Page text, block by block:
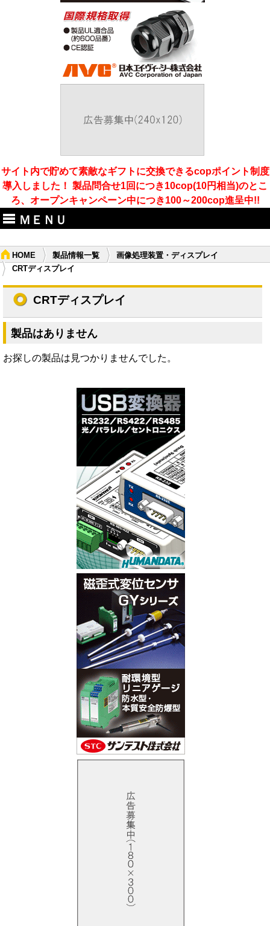
サイト内で貯めて素敵なギフトに交換できるcopポイント制度
導入しました！ 製品問合せ1回につき10cop(10円相当)のとこ
ろ、オープンキャンペーン中につき100～200cop進呈中!!
ＭＥＮＵ
HOME 製品情報一覧
画像処理装置・ディスプレイ
CRTディスプレイ
CRTディスプレイ
製品はありません
お探しの製品は見つかりませんでした。